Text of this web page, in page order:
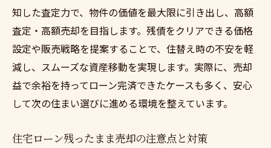
実践法
マンションからの住替えで失敗しない事前
準備
高額査定を実現する住替え戦略を徹底解説
マンションからの住替えで高額査定を狙う
秘訣
えの条件
知した査定力で、物件の価値を最大限に引き出し、高額
査定・高額売却を目指します。残債をクリアできる価格
設定や販売戦略を提案することで、住替え時の不安を軽
減し、スムーズな資産移動を実現します。実際に、売却
益で余裕を持ってローン完済できたケースも多く、安心
して次の住まい選びに進める環境を整えています。
住宅ローン残ったまま売却の注意点と対策